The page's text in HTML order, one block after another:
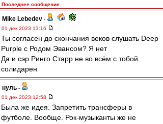
Последнее сообщение
Mike Lebedev -
01 дек 2023 13:16
Ты согласен до скончания веков слушать Deep
Purple с Родом Эвансом? Я нет
Да и сэр Ринго Старр не во всём с тобой
солидарен
нуль -
01 дек 2023 12:58
Была же идея. Запретить трансферы в
футболе. Вообще. Рок-музыканты же не